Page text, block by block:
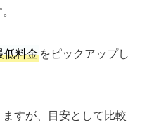
低料金をピックアップし
すが、目安として比較